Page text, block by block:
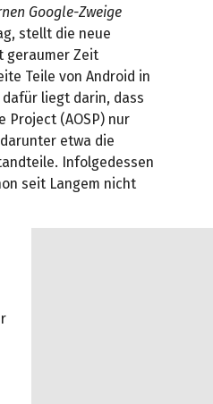
Google-Zweige
stellt die neue
geraumer Zeit
Teile von Android in
liegt darin, dass
Project (AOSP) nur
etwa die
Infolgedessen
seit Langem nicht